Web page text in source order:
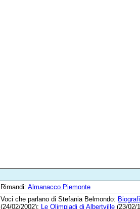
Rimandi: Almanacco Piemonte
Voci che parlano di Stefania Belmondo:
(24/02/2002); Le Olimpiadi di Albertville (23/02/